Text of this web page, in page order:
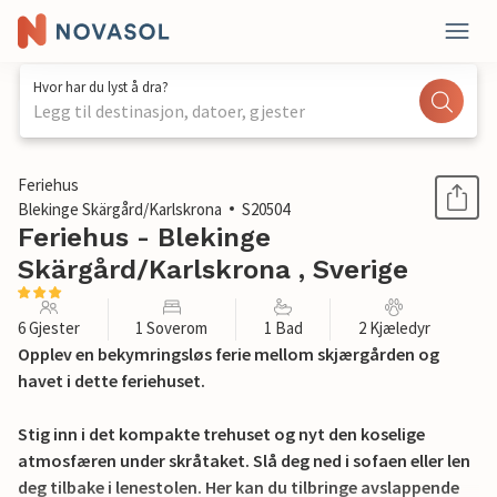
Hvor har du lyst å dra?
Legg til destinasjon, datoer, gjester
1 / 26
Feriehus
Blekinge Skärgård/Karlskrona
S20504
Feriehus - Blekinge
Skärgård/Karlskrona , Sverige
6 Gjester 1 Soverom 1 Bad 2 Kjæledyr
Opplev en bekymringsløs ferie mellom skjærgården og
havet i dette feriehuset.
Stig inn i det kompakte trehuset og nyt den koselige
atmosfæren under skråtaket. Slå deg ned i sofaen eller len
deg tilbake i lenestolen. Her kan du tilbringe avslappende